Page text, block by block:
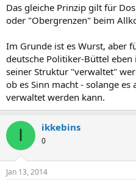
Das gleiche Prinzip gilt für
oder "Obergrenzen" beim
Im Grunde ist es Wurst, aber
deutsche Politiker-Büttel
seiner Struktur "verwaltet"
ob es Sinn macht - solange
verwaltet werden kann.
I ikkebins
0
Jan 13, 2014